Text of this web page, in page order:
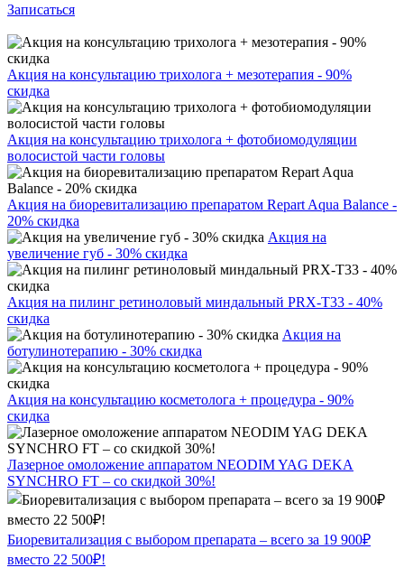
Записаться
Акция на консультацию трихолога + мезотерапия - 90%
скидка
Акция на консультацию трихолога + фотобиомодуляции
волосистой части головы
Акция на биоревитализацию препаратом Repart Aqua Balance -
20% скидка
Акция на
увеличение губ - 30% скидка
Акция на пилинг ретиноловый миндальный PRX-T33 - 40%
скидка
Акция на
ботулинотерапию - 30% скидка
Акция на консультацию косметолога + процедура - 90%
скидка
Лазерное омоложение аппаратом NEODIM YAG DEKA
SYNCHRO FT – со скидкой 30%!
Биоревитализация с выбором препарата – всего за 19 900₽
вместо 22 500₽!